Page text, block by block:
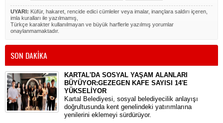
UYARI: Küfür, hakaret, rencide edici cümleler veya imalar, inançlara saldırı içeren,
imla kuralları ile yazılmamış,
Türkçe karakter kullanılmayan ve büyük harflerle yazılmış yorumlar
onaylanmamaktadır.
SON DAKİKA
KARTAL'DA SOSYAL YAŞAM ALANLARI
BÜYÜYOR:GEZEGEN KAFE SAYISI 14'E
YÜKSELİYOR
Kartal Belediyesi, sosyal belediyecilik anlayışı
doğrultusunda kent genelindeki yatırımlarına
yenilerini eklemeyi sürdürüyor.